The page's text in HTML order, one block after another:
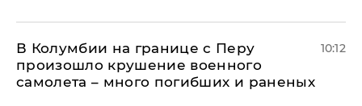
В Колумбии на границе с Перу
произошло крушение военного
самолета – много погибших и раненых
10:12